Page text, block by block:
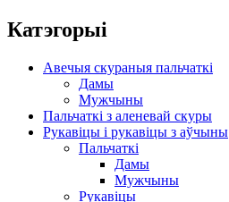
Катэгорыі
Авечыя скураныя пальчаткі
Дамы
Мужчыны
Пальчаткі з аленевай скуры
Рукавіцы і рукавіцы з аўчыны
Пальчаткі
Дамы
Мужчыны
Рукавіцы